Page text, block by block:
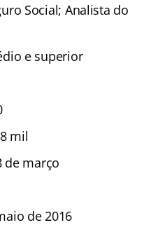
Social; Analista do
e superior
mil
de março
de 2016